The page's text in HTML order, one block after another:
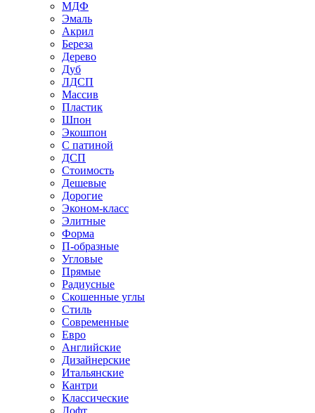
МДФ
Эмаль
Акрил
Береза
Дерево
Дуб
ЛДСП
Массив
Пластик
Шпон
Экошпон
С патиной
ДСП
Стоимость
Дешевые
Дорогие
Эконом-класс
Элитные
Форма
П-образные
Угловые
Прямые
Радиусные
Скошенные углы
Стиль
Современные
Евро
Английские
Дизайнерские
Итальянские
Кантри
Классические
Лофт